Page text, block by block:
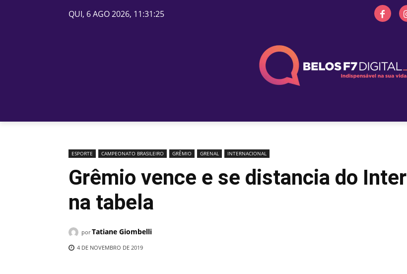
QUI, 6 AGO 2026, 11:31:25
ESPORTE CAMPEONATO BRASILEIRO GRÊMIO GRENAL INTERNACIONAL
Grêmio vence e se distancia do Inter
na tabela
por Tatiane Giombelli
4 DE NOVEMBRO DE 2019